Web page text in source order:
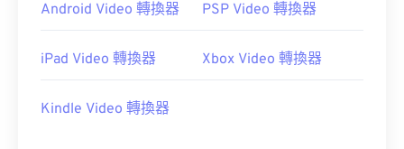
Android Video 轉換器 PSP Video 轉換器
iPad Video 轉換器 Xbox Video 轉換器
Kindle Video 轉換器